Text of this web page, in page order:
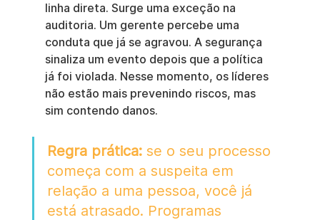
linha direta. Surge uma exceção na
auditoria. Um gerente percebe uma
conduta que já se agravou. A segurança
sinaliza um evento depois que a política
já foi violada. Nesse momento, os líderes
não estão mais prevenindo riscos, mas
sim contendo danos.
Regra prática: se o seu processo
começa com a suspeita em
relação a uma pessoa, você já
está atrasado. Programas